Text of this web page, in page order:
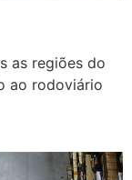
as regiões do
ao rodoviário